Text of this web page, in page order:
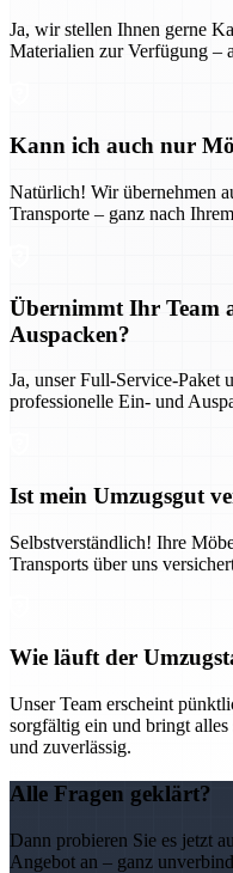
Ja, wir stellen Ihnen gerne
Materialien zur Verfügung –
Kann ich auch nur
Natürlich! Wir übernehmen
Transporte – ganz nach
Übernimmt Ihr Team
Auspacken?
Ja, unser Full-Service-Paket
professionelle Ein- und
Ist mein Umzugsgut
Selbstverständlich! Ihre
Transports über uns
Wie läuft der
Unser Team erscheint
sorgfältig ein und bringt
und zuverlässig.
Alle Fragen geklärt?
Dann probieren Sie es jetzt
Angebot an – ganz